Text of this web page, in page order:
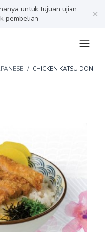
untuk tujuan ujian
pembelian
×
CHICKEN KATSU DON